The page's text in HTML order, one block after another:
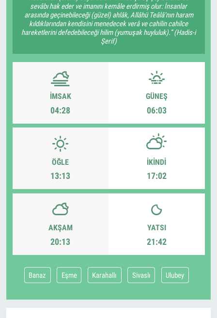
sevâbı hak eder ve imanını kemâle erdirmiş olur: İnsanlar
arasında geçinebileceği (güzel) ahlâk, Allâhü Teâlâ’nın haram
kıldıklarından kendisini menedecek verâ ve cahilin cahilce
hareketlerini defedebileceği hilim (yumuşak huyluluk).” (Hadis-i
Şerif)
İMSAK
04:28
GÜNEŞ
06:03
ÖĞLE
13:13
İKINDI
17:02
AKŞAM
20:13
YATSI
21:42
Banaz Eşme Karahallı Sivaslı Ulubey